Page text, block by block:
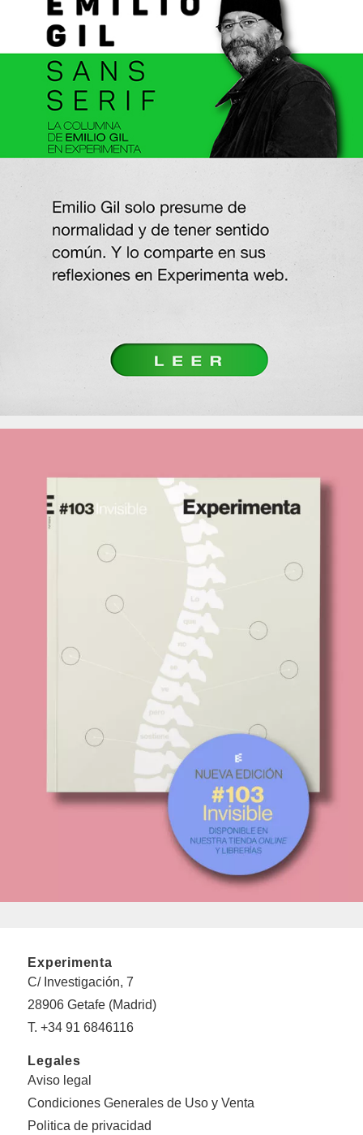
Experimenta
C/ Investigación, 7
28906 Getafe (Madrid)
T. +34 91 6846116
Legales
Aviso legal
Condiciones Generales de Uso y Venta
Politica de privacidad